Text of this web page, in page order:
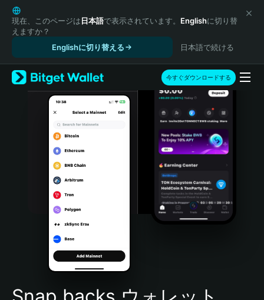
English
日本語
Tiếng Việt
Español (Latinoamérica)
Türkçe
Italiano
Português (Portugal)
Bahasa Indonesia
Português (Brasil)
Español (Argentina)
現在、このページは日本語で表示されています。 Englishに切り替
えますか？
Englishに切り替える
日本語で続ける
今すぐダウンロードする